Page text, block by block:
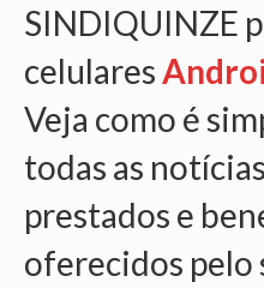
SINDIQUINZE
celulares
Veja como é
todas as
prestados e
oferecidos pelo